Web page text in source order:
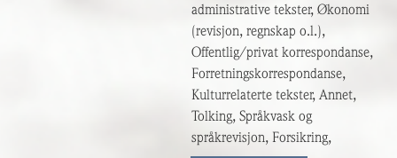
administrative tekster, Økonomi
(revisjon, regnskap o.l.),
Offentlig/privat korrespondanse,
Forretningskorrespondanse,
Kulturrelaterte tekster, Annet,
Tolking, Språkvask og
språkrevisjon, Forsikring,